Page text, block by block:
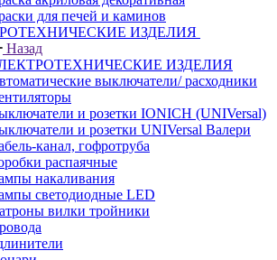
для печей и каминов
ИЗДЕЛИЯ
Назад
ИЗДЕЛИЯ
выключатели/ расходники
и розетки IONICH (UNIVersal)
и розетки UNIVersal Валери
канал, гофротруба
распаячные
накаливания
светодиодные LED
вилки тройники